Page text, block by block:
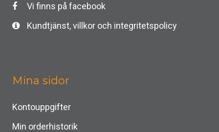
Vi finns på facebook
Kundtjänst, villkor och integritetspolicy
Mina sidor
Kontouppgifter
Min orderhistorik